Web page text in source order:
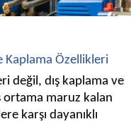
Kaplama Özellikleri
değil, dış kaplama ve
ortama maruz kalan
karşı dayanıklı